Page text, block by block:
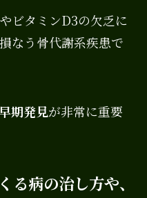
ビタミンD3の欠乏に
なう骨代謝系疾患で
期発見が非常に重要
る病の治し方や、